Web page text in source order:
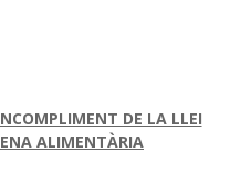
DE LA LLEI
ALIMENTÀRIA